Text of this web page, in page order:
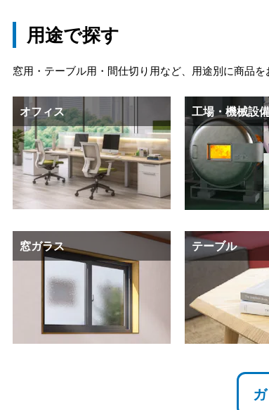
用途で探す
窓用・テーブル用・間仕切り用など、用途別に商品を
オフィス 工場・機械設
窓ガラス テーブル